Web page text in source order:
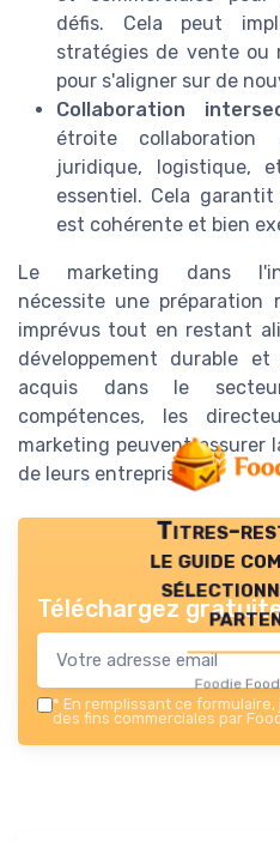
défis. Cela peut
stratégies de vente ou
pour s'aligner sur de
Collaboration
étroite collaboration
juridique, logistique,
essentiel. Cela
est cohérente et bien
Le marketing dans
nécessite une préparation
imprévus tout en restant
développement durable
acquis dans le
compétences, les
marketing peuvent assurer
de leurs entreprises.
Titres-
le guide
Foodie
Téléchargez
* En remplissant ce formulaire,
des fins commerciales par